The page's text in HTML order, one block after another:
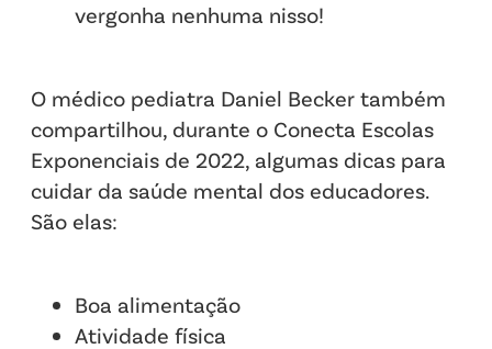
vergonha nenhuma nisso!
O médico pediatra Daniel Becker também
compartilhou, durante o Conecta Escolas
Exponenciais de 2022, algumas dicas para
cuidar da saúde mental dos educadores.
São elas:
Boa alimentação
Atividade física